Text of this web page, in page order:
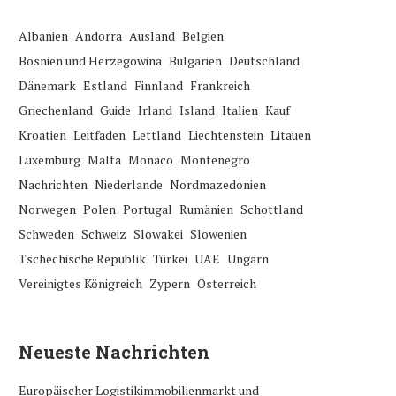
Albanien Andorra Ausland Belgien
Bosnien und Herzegowina Bulgarien Deutschland
Dänemark Estland Finnland Frankreich
Griechenland Guide Irland Island Italien Kauf
Kroatien Leitfaden Lettland Liechtenstein Litauen
Luxemburg Malta Monaco Montenegro
Nachrichten Niederlande Nordmazedonien
Norwegen Polen Portugal Rumänien Schottland
Schweden Schweiz Slowakei Slowenien
Tschechische Republik Türkei UAE Ungarn
Vereinigtes Königreich Zypern Österreich
Neueste Nachrichten
Europäischer Logistikimmobilienmarkt und